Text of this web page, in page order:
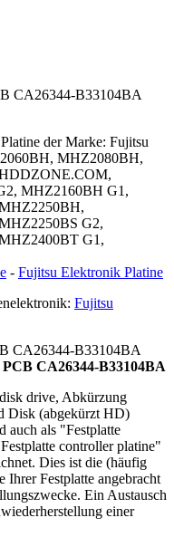
CA26344-B33104BA
der Marke: Fujitsu
MHZ2080BH,
MHZ2160BH G1,
G2,
G1,
- Fujitsu Elektronik Platine
Fujitsu
CA26344-B33104BA
drive, Abkürzung
Disk (abgekürzt HD)
auch als "Festplatte
controller platine"
Dies ist die (häufig
Ihrer Festplatte angebracht
Ein Austausch
einer